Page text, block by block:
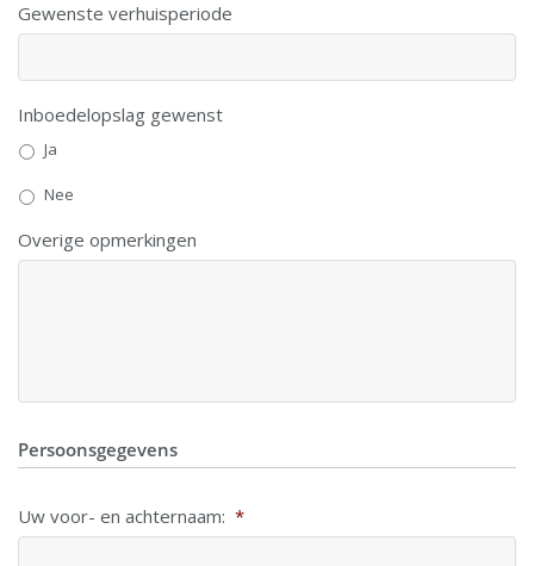
Gewenste verhuisperiode
Inboedelopslag gewenst
Ja
Nee
Overige opmerkingen
Persoonsgegevens
Uw voor- en achternaam: *